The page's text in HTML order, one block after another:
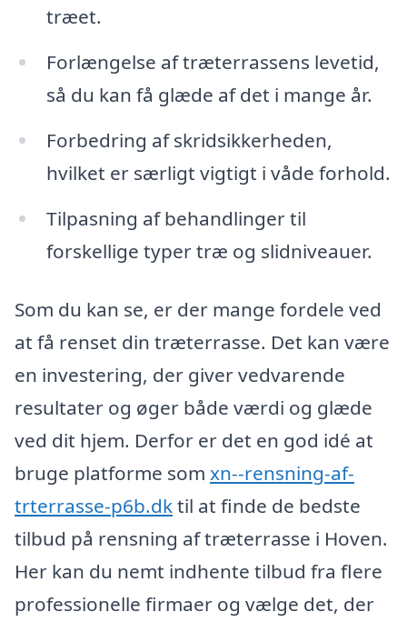
træet.
Forlængelse af træterrassens levetid,
så du kan få glæde af det i mange år.
Forbedring af skridsikkerheden,
hvilket er særligt vigtigt i våde forhold.
Tilpasning af behandlinger til
forskellige typer træ og slidniveauer.
Som du kan se, er der mange fordele ved
at få renset din træterrasse. Det kan være
en investering, der giver vedvarende
resultater og øger både værdi og glæde
ved dit hjem. Derfor er det en god idé at
bruge platforme som xn--rensning-af-
trterrasse-p6b.dktil at finde de bedste
tilbud på rensning af træterrasse i Hoven.
Her kan du nemt indhente tilbud fra flere
professionelle firmaer og vælge det, der